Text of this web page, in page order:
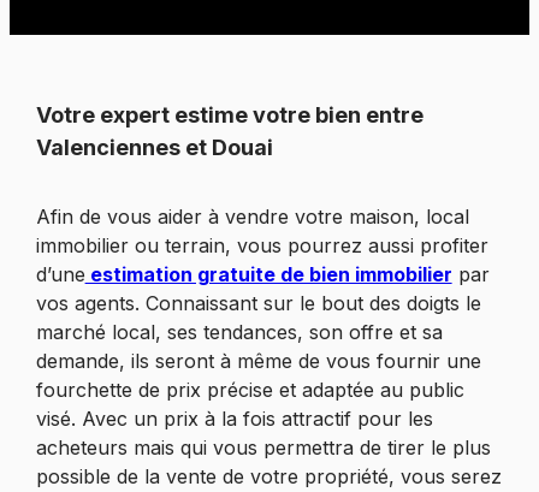
Votre expert estime votre bien entre
Valenciennes et Douai
Afin de vous aider à vendre votre maison, local
immobilier ou terrain, vous pourrez aussi profiter
d’une estimation gratuite de bien immobilier par
vos agents. Connaissant sur le bout des doigts le
marché local, ses tendances, son offre et sa
demande, ils seront à même de vous fournir une
fourchette de prix précise et adaptée au public
visé. Avec un prix à la fois attractif pour les
acheteurs mais qui vous permettra de tirer le plus
possible de la vente de votre propriété, vous serez